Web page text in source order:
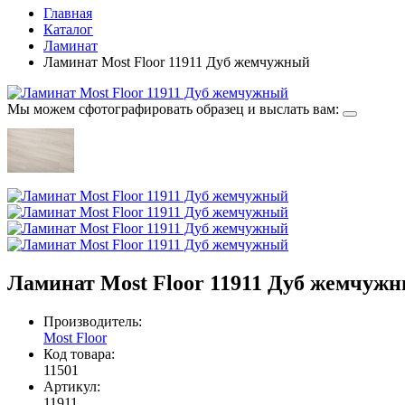
Главная
Каталог
Ламинат
Ламинат Most Floor 11911 Дуб жемчужный
Мы можем сфотографировать образец и выслать вам:
Ламинат Most Floor 11911 Дуб
Производитель:
Most Floor
Код товара:
11501
Артикул: